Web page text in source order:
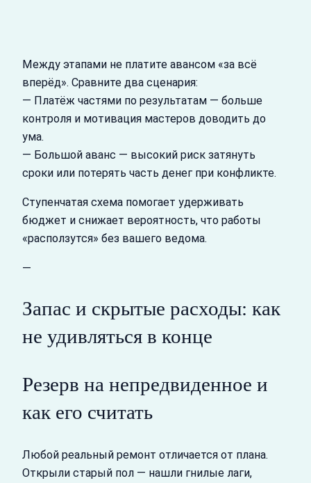
Между этапами не платите авансом «за всё
вперёд». Сравните два сценария:
— Платёж частями по результатам — больше
контроля и мотивация мастеров доводить до
ума.
— Большой аванс — высокий риск затянуть
сроки или потерять часть денег при конфликте.
Ступенчатая схема помогает удерживать
бюджет и снижает вероятность, что работы
«расползутся» без вашего ведома.
—
Запас и скрытые расходы: как
не удивляться в конце
Резерв на непредвиденное и
как его считать
Любой реальный ремонт отличается от плана.
Открыли старый пол — нашли гнилые лаги,